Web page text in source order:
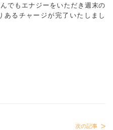
でもエナジーをいただき週末の
あるチャージが完了いたしまし
次の記事